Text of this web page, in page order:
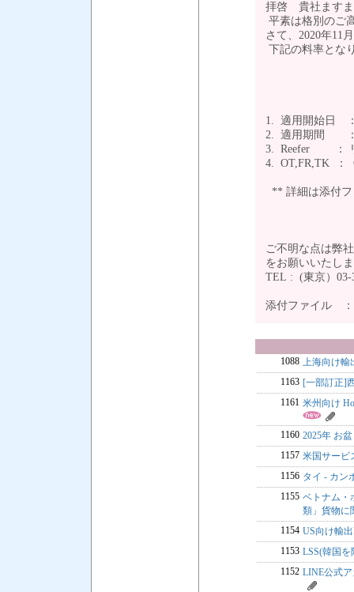
拝啓 貴社ますま
平素は格別のご
さて、2020年11
下記の料率とな
1. 適用開始日
2. 適用期間 ：
3. Reefer ： リ
4. OT,FR,TK ：
** 詳細は添付
ご不明な点は弊
をお願いいたし
TEL : (東京）
添付ファイル
1088 上海向け輸
1163 [一部訂正]
1161 米州向け
1160 2025年 お
1157 米国サービ
1156 タイ - カン
1155 ベトナム・
類」貨物に
1154 US向け輸
1153 LSS(韓国を
1152 LINE公式